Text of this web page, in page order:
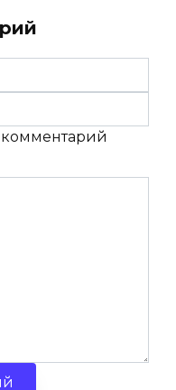
комментарий